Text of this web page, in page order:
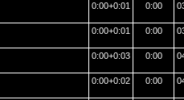
0:00+0:01 0:00
0:00+0:01 0:00
0:00+0:03 0:00
0:00+0:02 0:00